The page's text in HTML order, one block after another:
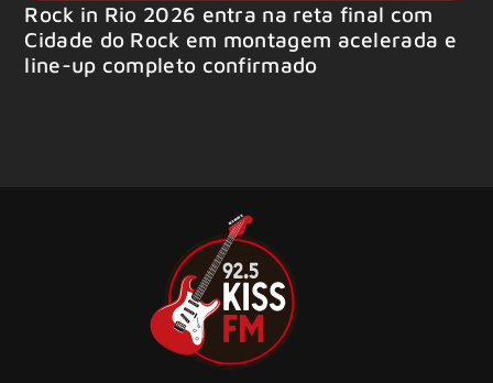
Rock in Rio 2026 entra na reta final com
Cidade do Rock em montagem acelerada e
line-up completo confirmado